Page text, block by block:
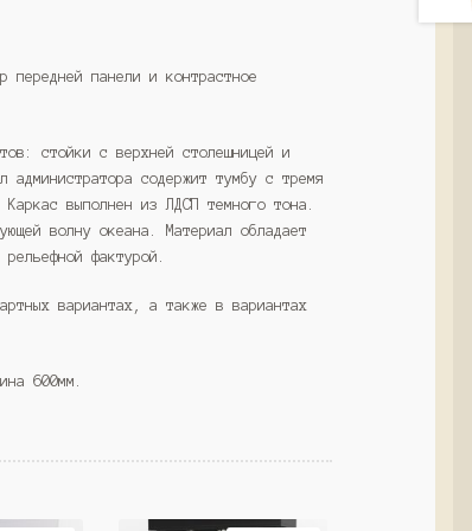
передней панели и контрастное
стойки с верхней столешницей и
администратора содержит тумбу с тремя
выполнен из ЛДСП темного тона.
волну океана. Материал обладает
фактурой.
вариантах, а также в вариантах
600мм.